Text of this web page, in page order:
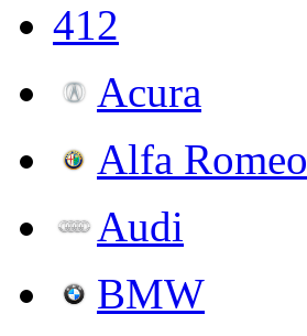
412
Acura
Alfa Romeo
Audi
BMW